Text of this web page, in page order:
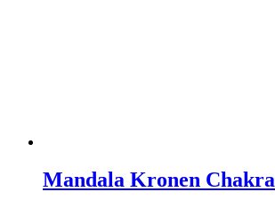
Mandala Kronen Chakra